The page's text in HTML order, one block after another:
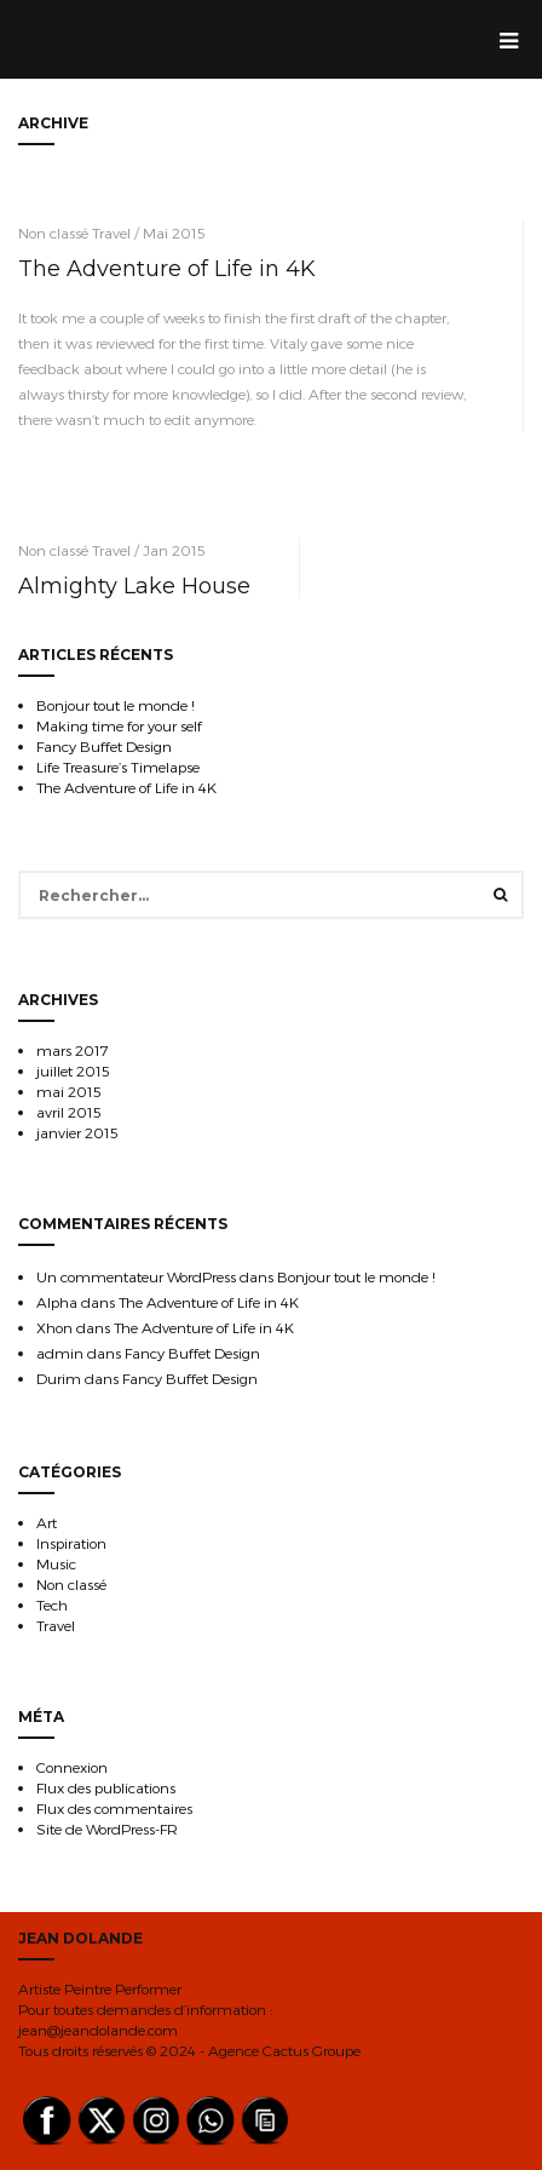
ARCHIVE
Non classé Travel / Mai 2015
The Adventure of Life in 4K
It took me a couple of weeks to finish the first draft of the chapter,
then it was reviewed for the first time. Vitaly gave some nice
feedback about where I could go into a little more detail (he is
always thirsty for more knowledge), so I did. After the second review,
there wasn’t much to edit anymore.
Non classé Travel / Jan 2015
Almighty Lake House
ARTICLES RÉCENTS
Bonjour tout le monde !
Making time for your self
Fancy Buffet Design
Life Treasure’s Timelapse
The Adventure of Life in 4K
ARCHIVES
mars 2017
juillet 2015
mai 2015
avril 2015
janvier 2015
COMMENTAIRES RÉCENTS
Un commentateur WordPress dans Bonjour tout le monde !
Alpha dans The Adventure of Life in 4K
Xhon dans The Adventure of Life in 4K
admin dans Fancy Buffet Design
Durim dans Fancy Buffet Design
CATÉGORIES
Art
Inspiration
Music
Non classé
Tech
Travel
MÉTA
Connexion
Flux des publications
Flux des commentaires
Site de WordPress-FR
JEAN DOLANDE
Artiste Peintre Performer
Pour toutes demandes d’information :
jean@jeandolande.com
Tous droits réservés © 2024 - Agence Cactus Groupe